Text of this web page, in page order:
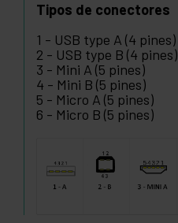
Tipos de conectores
1 - USB type A (4 pines)
2 - USB type B (4 pines)
3 - Mini A (5 pines)
4 - Mini B (5 pines)
5 - Micro A (5 pines)
6 - Micro B (5 pines)